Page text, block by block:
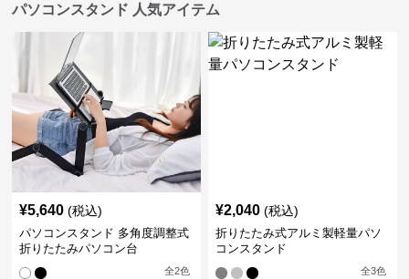
パソコンスタンド 人気アイテム
¥5,640 (税込)
パソコンスタンド 多角度調整式
折りたたみパソコン台
全2色
¥2,040 (税込)
折りたたみ式アルミ製軽量パソ
コンスタンド
全3色